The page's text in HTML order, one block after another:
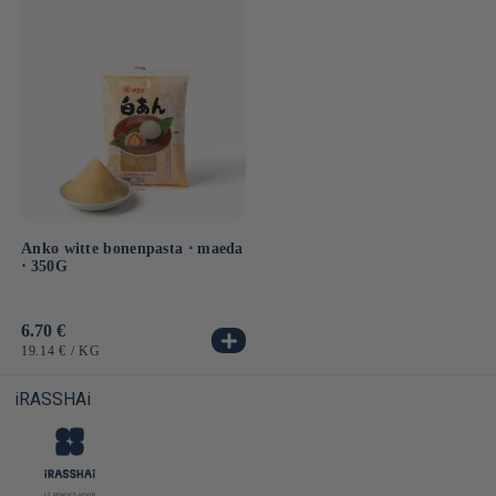
Anko witte bonenpasta ⋅ maeda
⋅ 350G
Normale
prijs
6.70 €
EENHEIDSPRIJS
19.14 € / PER
KG
iRASSHAi